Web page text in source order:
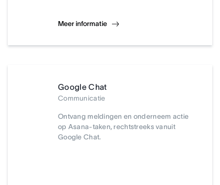
Meer informatie
Google Chat
Communicatie
Ontvang meldingen en onderneem actie
op Asana-taken, rechtstreeks vanuit
Google Chat.